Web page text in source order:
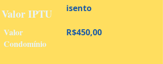
Valor IPTU
Valor
Condomínio
isento
R$450,00